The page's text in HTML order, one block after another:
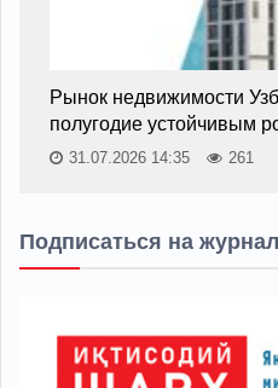
Рынок недвижимости
полугодие устойчивым
31.07.2026 14:35 261
Подписаться на журнал